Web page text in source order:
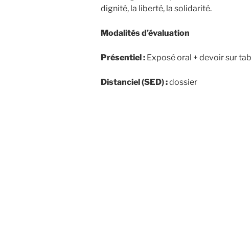
dignité, la liberté, la solidarité.
Modalités d’évaluation
Présentiel : Exposé oral + devoir sur
Distanciel (SED) :dossier